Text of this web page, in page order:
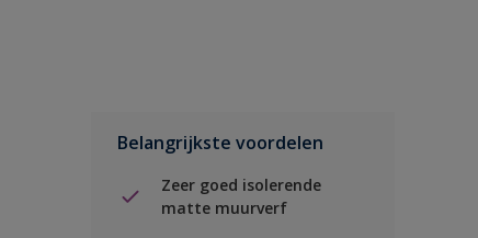
Belangrijkste voordelen
Zeer goed isolerende
matte muurverf